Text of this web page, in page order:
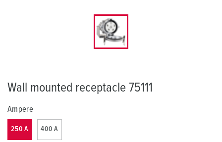
Wall mounted receptacle 75111
Ampere
250 A 400 A